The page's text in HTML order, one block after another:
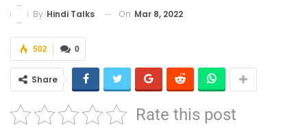
By Hindi Talks On Mar 8, 2022
0
502
Share
Rate this post